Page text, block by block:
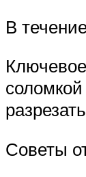
В
Советы